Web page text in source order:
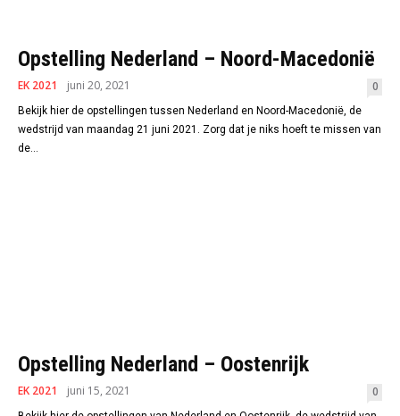
Opstelling Nederland – Noord-Macedonië
EK 2021 juni 20, 2021 0
Bekijk hier de opstellingen tussen Nederland en Noord-Macedonië, de
wedstrijd van maandag 21 juni 2021. Zorg dat je niks hoeft te missen van
de...
Opstelling Nederland – Oostenrijk
EK 2021 juni 15, 2021 0